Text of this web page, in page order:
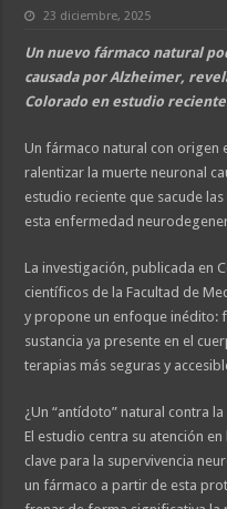
23 diciembre, 2025
Un nuevo fármaco natural
causada por Alzheimer,
Colorado en estudio
Un fármaco natural con origen
ralentizar la muerte neuronal
estudio reciente que sacude
esta enfermedad
La investigación, publicada en
científicos de la Facultad de
y propone un enfoque inédito:
sustancia ya presente en el
terapias más seguras y
¿Un “antídoto” natural contra
El estudio centra su atención
clave para la supervivencia
un fármaco a partir de esta